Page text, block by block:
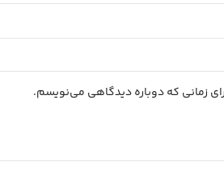
زمانی که دوباره دیدگاهی می‌نویسم.